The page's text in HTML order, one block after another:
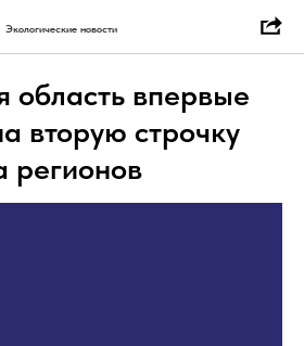
Экологические новости
область впервые
вторую строчку
регионов